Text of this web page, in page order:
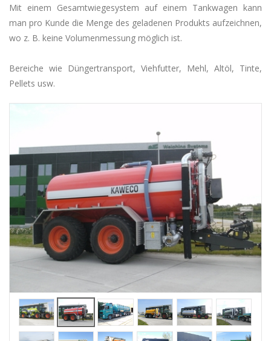
Mit einem Gesamtwiegesystem auf einem Tankwagen kann
man pro Kunde die Menge des geladenen Produkts aufzeichnen,
wo z. B. keine Volumenmessung möglich ist.
Bereiche wie Düngertransport, Viehfutter, Mehl, Altöl, Tinte,
Pellets usw.